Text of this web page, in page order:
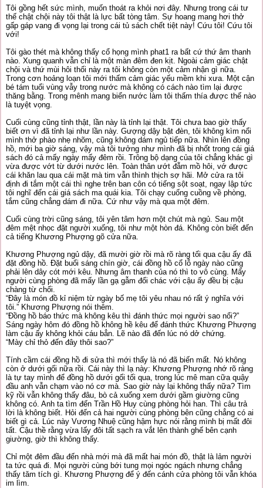
Tôi gồng hết sức mình, muốn thoát ra khỏi nơi đây. Nhưng trong cái tư
thế chật chội này tôi thật là lực bất tòng tâm. Sự hoang mang hơi thở
gấp gáp vang đi vọng lại trong cái tủ sách chết tiệt này! Cứu tôi! Cứu tôi
với!
Tôi gào thét mà không thấy cổ họng mình phat1 ra bất cứ thứ âm thanh
nào. Xung quanh vẫn chỉ là một màn đêm đen kịt. Ngoài cảm giác chật
chội và thứ mùi hôi thối này ra tôi không còn một cảm nhận gì nữa.
Trong cơn hoảng loạn tôi mới thấm cảm giác yếu mềm khi xưa. Một cận
bé tám tuổi vùng vẫy trong nước mà không có cách nào tìm lại được
thăng bằng. Trong mênh mang biển nước làm tôi thấm thía được thế nào
là tuyệt vọng.
Cuối cùng cũng tỉnh thật, lần này là tỉnh lại thật. Tôi chưa bao giờ thấy
biết ơn vì đã tỉnh lại như lần này. Gượng dậy bật đèn, tôi không kìm nổi
mình thở phào nhẹ nhõm, cũng không dám ngủ tiếp nữa. Nhìn lên đồng
hồ, mới ba giờ sáng, vậy mà tôi tưởng như mình đã bị nhốt trong cái giá
sách đó cả mấy ngày mấy đêm rồi. Trông bộ dạng của tôi chẳng khác gì
vừa được vớt từ dưới nước lên. Toàn thân ướt đẫm mồ hôi, vớ được
cái khăn lau qua cái mặt mà tim vẫn thình thịch sợ hãi. Mở cửa ra tôi
định đi tắm một cái thì nghe trên ban côn có tiếng sột soạt, ngay lập tức
tôi nghĩ đến cái giá sách ma quái kia. Tôi chạy cuống cuồng về phòng,
tắm cũng chẳng dám đi nữa. Cứ như vậy mà qua một đêm.
Cuối cùng trời cũng sáng, tôi yên tâm hơn một chút mà ngủ. Sau một
đêm mệt nhọc đặt người xuống, tôi như một hòn đá. Không còn biết đến
cả tiếng Khương Phượng gõ cửa nữa.
Khương Phượng ngủ dậy, đã mười giờ rồi mà rõ ràng tối qua cậu ấy đã
đặt đồng hồ. Đặt buổi sáng chín giờ, cái đồng hồ cổ lỗ ngày nào cũng
phải lên dây cót mới kêu. Nhưng âm thanh của nó thì to vô cùng. Mấy
người cùng phòng đã mấy lần gạ gẫm đổi chác với cậu ấy đều bị cậu
chàng từ chối.
“Đây là món đồ kỉ niệm từ ngày bố mẹ tôi yêu nhau nó rất ý nghĩa với
tôi.” Khương Phượng nói thêm.
“Đồng hồ báo thức mà không kêu thì đánh thức mọi người sao nổi?”
Sáng ngày hôm đó đồng hồ không hề kêu để đánh thức Khương Phượng
làm cậu ấy không khỏi cáu bẳn. Lẽ nào đã đến lúc nó dở chứng.
“Mày chỉ thỏ đến đây thôi sao?”
Tính cầm cái đồng hồ đi sửa thì mới thấy là nó đã biến mất. Nó không
còn ở dưới gối nữa rồi. Cái này thì lạ này: Khương Phượng nhớ rõ ràng
là tự tay mình để đồng hồ dưới gối tối qua, trong lúc mê man cữa quậy
đầu anh vẫn chạm vào nó cơ mà. Sao giờ này lại không thấy nữa? Tìm
kỹ rồi vẫn không thấy đâu, bò cả xuống xem dưới gầm giường cũng
không có. Anh ta tìm đến Trần Hồ Huy cùng phòng hỏi han. Thì câu trả
lời là không biết. Hỏi đến cả hai người cùng phòng bên cũng chẳng có ai
biết gì cả. Lúc này Vương Nhuệ cũng hậm hực nói rằng mình bị mất đôi
tất. Cậu thề rằng vừa lấy đôi tất sạch ra vắt lên thành ghế bên cạnh
giường, giờ thì không thấy.
Chỉ một đêm đầu đến nhà mới mà đã mất hai món đồ, thật là lảm người
ta tức quá đi. Mọi người cùng bới tung mọi ngóc ngách nhưng chẳng
thấy tăm tích gì. Khương Phượng để ý đến cánh cửa phòng tôi vẫn khóa
im lìm.